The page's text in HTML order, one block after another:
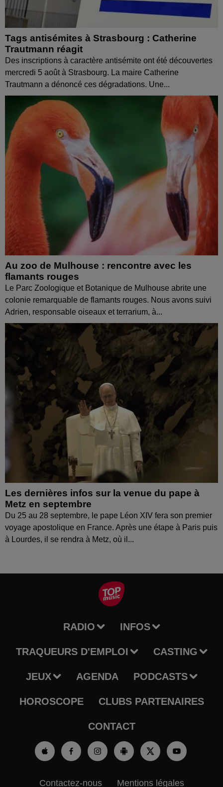
Tags antisémites à Strasbourg : Catherine
Trautmann réagit
Des inscriptions à caractère antisémite ont été découvertes
mercredi 5 août à Strasbourg. La maire Catherine
Trautmann a dénoncé ces dégradations. Une...
Au zoo de Mulhouse : rencontre avec les
flamants rouges
Le Parc Zoologique et Botanique de Mulhouse abrite une
colonie remarquable de flamants rouges. Nous avons suivi
Adrien, responsable oiseaux et terrarium, à...
Les dernières infos sur la venue du pape à
Metz en septembre
Du 25 au 28 septembre, le pape Léon XIV fera son premier
voyage apostolique en France. Après une étape à Paris puis
à Lourdes, il se rendra à Metz, où il...
RADIO INFOS
TRAQUEURS D'EMPLOI CASTING
JEUX AGENDA PODCASTS
HOROSCOPE CLUBS PARTENAIRES
CONTACT
Contactez-nous Mentions légales